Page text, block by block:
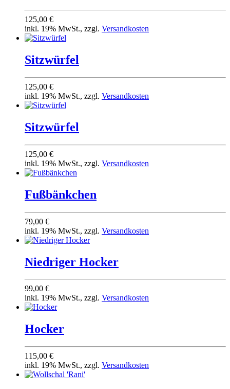
125,00 €
inkl. 19% MwSt., zzgl. Versandkosten
Sitzwürfel
125,00 €
inkl. 19% MwSt., zzgl. Versandkosten
Sitzwürfel
125,00 €
inkl. 19% MwSt., zzgl. Versandkosten
Fußbänkchen
79,00 €
inkl. 19% MwSt., zzgl. Versandkosten
Niedriger Hocker
99,00 €
inkl. 19% MwSt., zzgl. Versandkosten
Hocker
115,00 €
inkl. 19% MwSt., zzgl. Versandkosten